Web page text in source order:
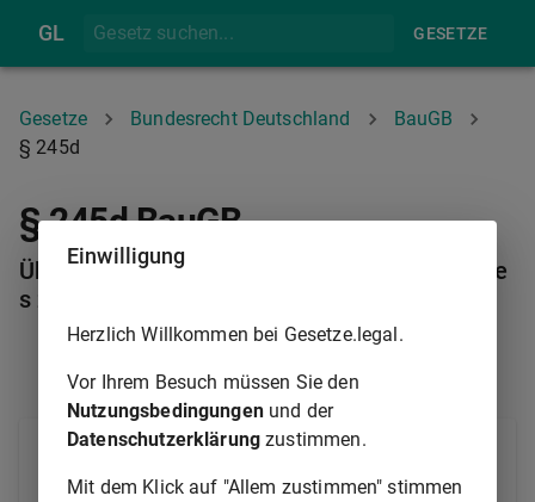
GL GESETZE
Gesetze Bundesrecht Deutschland
BauGB
§ 245d
§ 245d BauGB
Überleitungsvorschrift aus Anlass des Gesetze
s zur Mobilisierung von Bauland
§ 245C
§ 34 Absatz 2 findet auf Baugebiete nach § 5a
der Baunutzungsverordnung keine Anwendung.
Einwilligung
Herzlich Willkommen bei Gesetze.legal.
Vor Ihrem Besuch müssen Sie den
Nutzungsbedingungenund der
Datenschutzerklärung zustimmen.
Mit dem Klick auf "Allem zustimmen" stimmen